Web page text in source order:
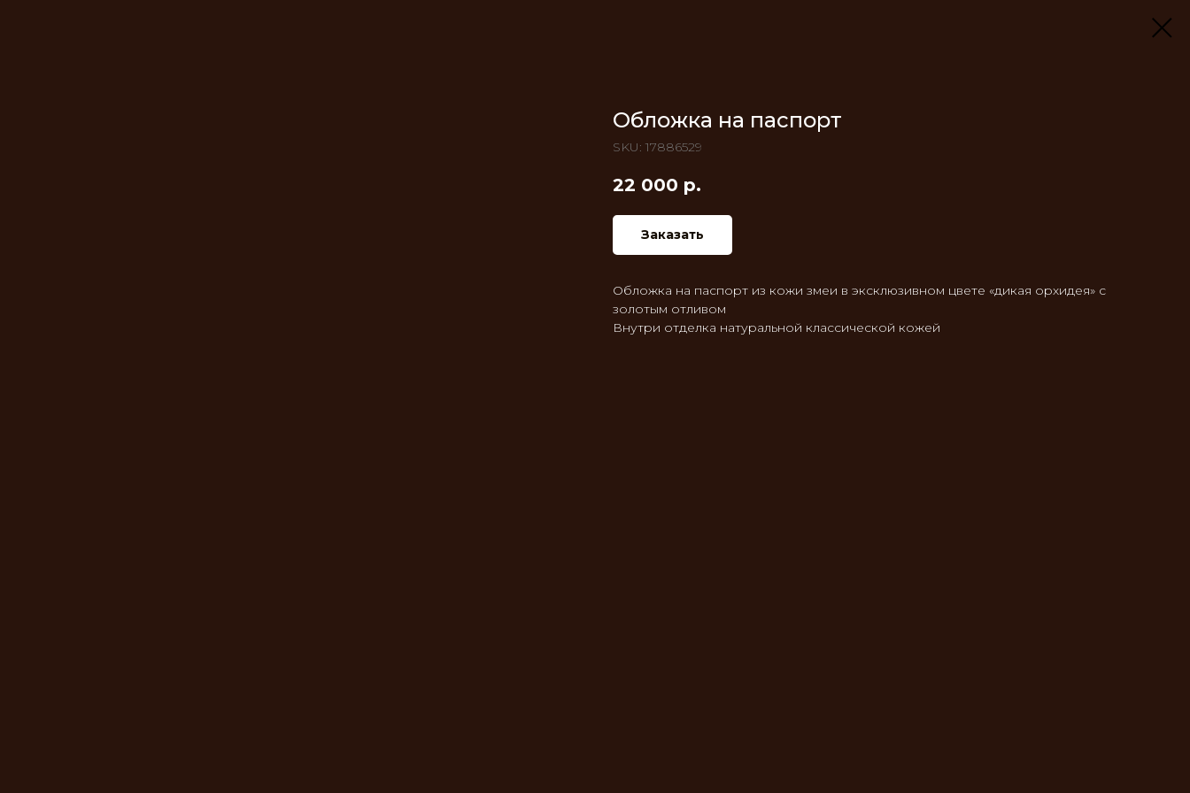
Обложка на паспорт
SKU: 17886529
22 000 р.
Заказать
Обложка на паспорт из кожи змеи в эксклюзивном цвете «дикая орхидея» с
золотым отливом
Внутри отделка натуральной классической кожей